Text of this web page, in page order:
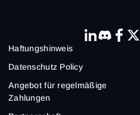
Haftungs­hinweis
Datenschutz Policy
Angebot für regelmäßige
Zahlungen